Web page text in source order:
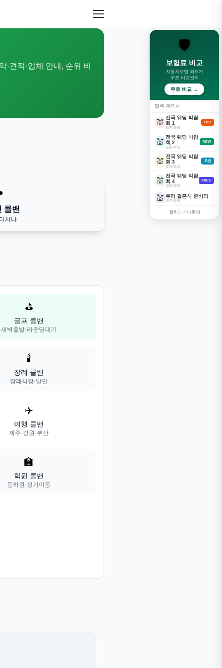
견적·업체 안내, 순위 비
콜밴
서나
⛳
골프 콜밴
새벽출발·라운딩대기
🕯️
장례 콜밴
장례식장·발인
✈️
여행 콜밴
제주·강원·부산
🏫
학원 콜밴
등하원·정기이동
🛡️
보험료 비교
자동차보험 최저가
무료 비교견적
무료 비교 →
협력 파트너
💒
전국 웨딩 박람
회 1
결혼/웨딩
HOT
💒
전국 웨딩 박람
회 2
결혼/웨딩
NEW
💒
전국 웨딩 박람
회 3
결혼/웨딩
추천
💒
전국 웨딩 박람
회 4
결혼/웨딩
FREE
💒 우리 결혼식 준비의
결혼/웨딩
협력 / 기타문의